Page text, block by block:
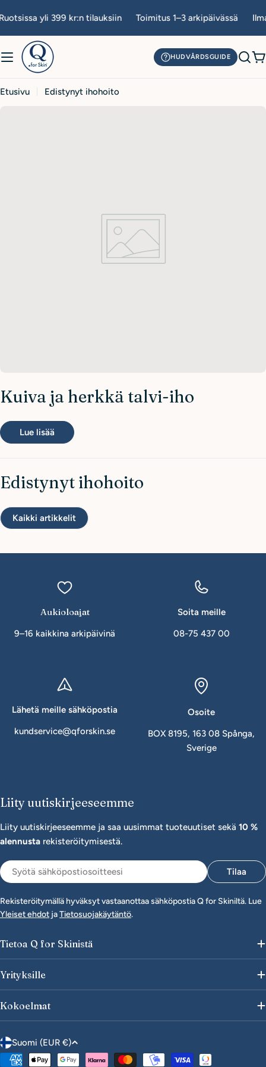
sisältöönyli 399 kr:n tilauksiin Toimitus 1–3 arkipäivässä
HUDVÅRDSGUIDE
Etusivu Edistynyt ihohoito
i
t
o
Kuiva ja herkkä talvi-iho
Lue lisää
Edistynyt ihohoito
Kaikki artikkelit
Aukioloajat
9–16 kaikkina arkipäivinä
Soita meille
08-75 437 00
Lähetä meille sähköpostia
kundservice@qforskin.se
Osoite
BOX 8195, 163 08 Spånga,
Sverige
Liity uutiskirjeeseemme
Liity uutiskirjeeseemme ja saa uusimmat tuoteuutiset sekä 10 %
alennusta rekisteröitymisestä.
Sähköposti Tilaa
Rekisteröitymällä hyväksyt vastaanottaa sähköpostia Q for Skiniltä. Lue
Yleiset ehdot jaTietosuojakäytäntö.
Tietoa Q for Skinistä
Yrityksille
Kokoelmat
M
a
Suomi (EUR €)
Maksutavat